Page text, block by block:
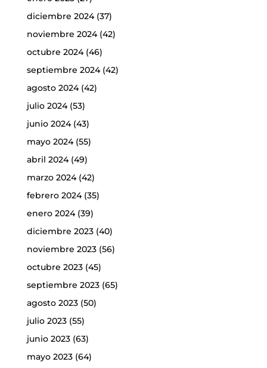
diciembre 2024(37)
noviembre 2024(42)
octubre 2024(46)
septiembre 2024(42)
agosto 2024(42)
julio 2024(53)
junio 2024(43)
mayo 2024(55)
abril 2024(49)
marzo 2024(42)
febrero 2024(35)
enero 2024(39)
diciembre 2023(40)
noviembre 2023(56)
octubre 2023(45)
septiembre 2023(65)
agosto 2023(50)
julio 2023(55)
junio 2023(63)
mayo 2023(64)